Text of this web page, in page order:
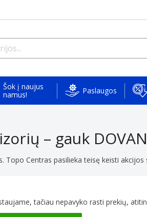
Šok į naujus
namus!
Paslaugos
– gauk
Centras pasilieka teisę keisti akcijos
tačiau nepavyko rasti prekių,